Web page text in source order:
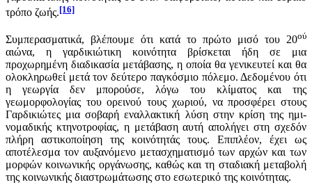
τρόπο ζωής.[16]
Συμπερασματικά, βλέπουμε ότι κατά το πρώτο μισό του 20ού
αιώνα, η γαρδικιώτικη κοινότητα βρίσκεται ήδη σε μια
προχωρημένη διαδικασία μετάβασης, η οποία θα γενικευτεί και θα
ολοκληρωθεί μετά τον δεύτερο παγκόσμιο πόλεμο. Δεδομένου ότι
η γεωργία δεν μπορούσε, λόγω του κλίματος και της
γεωμορφολογίας του ορεινού τους χωριού, να προσφέρει στους
Γαρδικιώτες μια σοβαρή εναλλακτική λύση στην κρίση της ημι-
νομαδικής κτηνοτροφίας, η μετάβαση αυτή απολήγει στη σχεδόν
πλήρη αστικοποίηση της κοινότητάς τους. Επιπλέον, έχει ως
αποτέλεσμα τον αυξανόμενο μετασχηματισμό των αρχών και των
μορφών κοινωνικής οργάνωσης, καθώς και τη σταδιακή μεταβολή
της κοινωνικής διαστρωμάτωσης στο εσωτερικό της κοινότητας.